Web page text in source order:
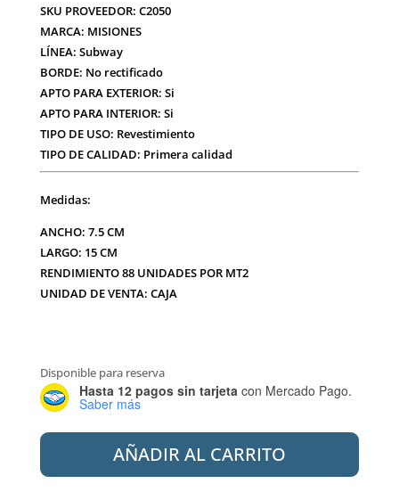
SKU PROVEEDOR: C2050
MARCA: MISIONES
LÍNEA: Subway
BORDE: No rectificado
APTO PARA EXTERIOR: Si
APTO PARA INTERIOR: Si
TIPO DE USO: Revestimiento
TIPO DE CALIDAD: Primera calidad
Medidas:
ANCHO: 7.5 CM
LARGO: 15 CM
RENDIMIENTO88 UNIDADES POR MT2
UNIDAD DE VENTA: CAJA
Disponible para reserva
Hasta 12 pagos sin tarjetacon Mercado Pago.
Saber más
MISIONES
PARED
AÑADIR AL CARRITO